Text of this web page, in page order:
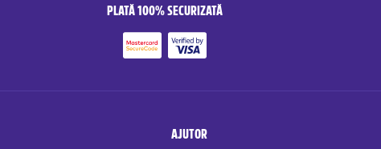
PLATĂ 100% SECURIZATĂ
AJUTOR